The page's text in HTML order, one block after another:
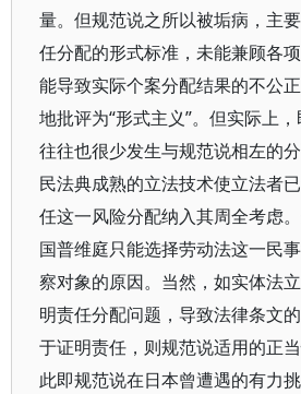
量。但规范说之所以被垢病，主
任分配的形式标准，未能兼顾各
能导致实际个案分配结果的不公
地批评为“形式主义”。但实际上
往往也很少发生与规范说相左的
民法典成熟的立法技术使立法者
任这一风险分配纳入其周全考虑
国普维庭只能选择劳动法这一民
察对象的原因。当然，如实体法
明责任分配问题，导致法律条文
于证明责任，则规范说适用的正
此即规范说在日本曾遭遇的有力挑